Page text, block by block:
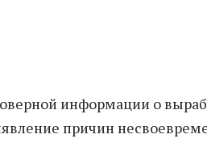
информации о
причин